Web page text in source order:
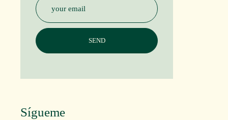
Sígueme